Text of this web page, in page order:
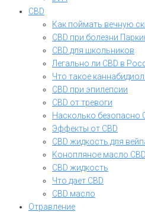
CBD
Как поймать вечную
CBD при болезни
CBD для школьников
Легально ли CBD в
Что такое каннабидиол
CBD при эпилепсии
CBD от тревоги
Насколько безопасно
Эффекты от CBD
CBD жидкость для
Конопляное масло CBD
CBD жидкость
Что дает CBD
CBD масло
Отравление